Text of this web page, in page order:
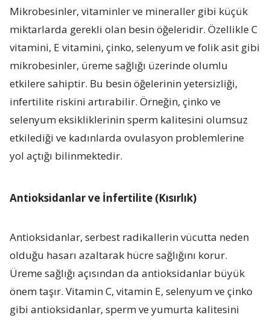
Mikrobesinler, vitaminler ve mineraller gibi küçük
miktarlarda gerekli olan besin öğeleridir. Özellikle C
vitamini, E vitamini, çinko, selenyum ve folik asit gibi
mikrobesinler, üreme sağlığı üzerinde olumlu
etkilere sahiptir. Bu besin öğelerinin yetersizliği,
infertilite riskini artırabilir. Örneğin, çinko ve
selenyum eksikliklerinin sperm kalitesini olumsuz
etkilediği ve kadınlarda ovulasyon problemlerine
yol açtığı bilinmektedir.
Antioksidanlar ve İnfertilite (Kısırlık)
Antioksidanlar, serbest radikallerin vücutta neden
olduğu hasarı azaltarak hücre sağlığını korur.
Üreme sağlığı açısından da antioksidanlar büyük
önem taşır. Vitamin C, vitamin E, selenyum ve çinko
gibi antioksidanlar, sperm ve yumurta kalitesini